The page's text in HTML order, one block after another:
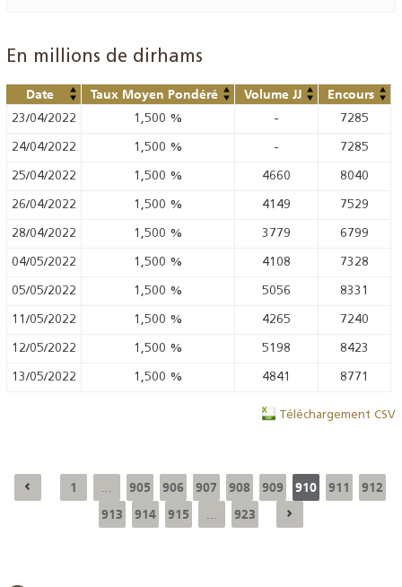
En millions de dirhams
Date Taux Moyen Pondéré Volume JJ Encours
23/04/2022 1,500 % - 7285
24/04/2022 1,500 % - 7285
25/04/2022 1,500 % 4660 8040
26/04/2022 1,500 % 4149 7529
28/04/2022 1,500 % 3779 6799
04/05/2022 1,500 % 4108 7328
05/05/2022 1,500 % 5056 8331
11/05/2022 1,500 % 4265 7240
12/05/2022 1,500 % 5198 8423
13/05/2022 1,500 % 4841 8771
Téléchargement CSV
1 905 906 907 908 909 910 911
912
913
914 915 923